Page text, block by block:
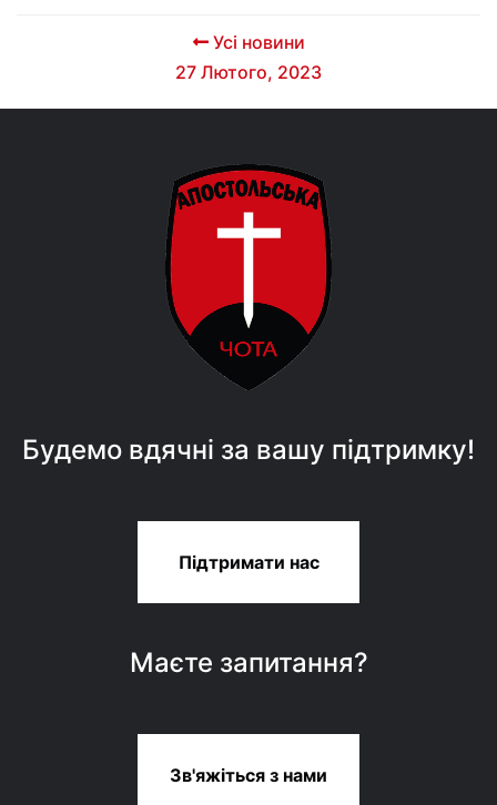
Усі новини
27 Лютого, 2023
Будемо вдячні за вашу підтримку!
Підтримати нас
Маєте запитання?
Зв'яжіться з нами